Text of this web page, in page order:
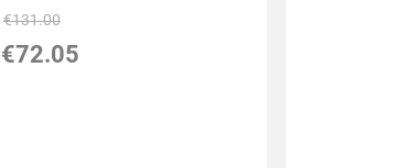
€131.00
€72.05